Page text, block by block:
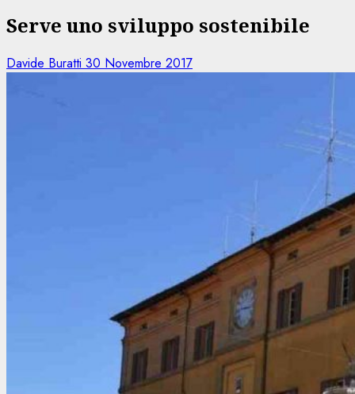
Serve uno sviluppo sostenibile
Davide Buratti 30 Novembre 2017